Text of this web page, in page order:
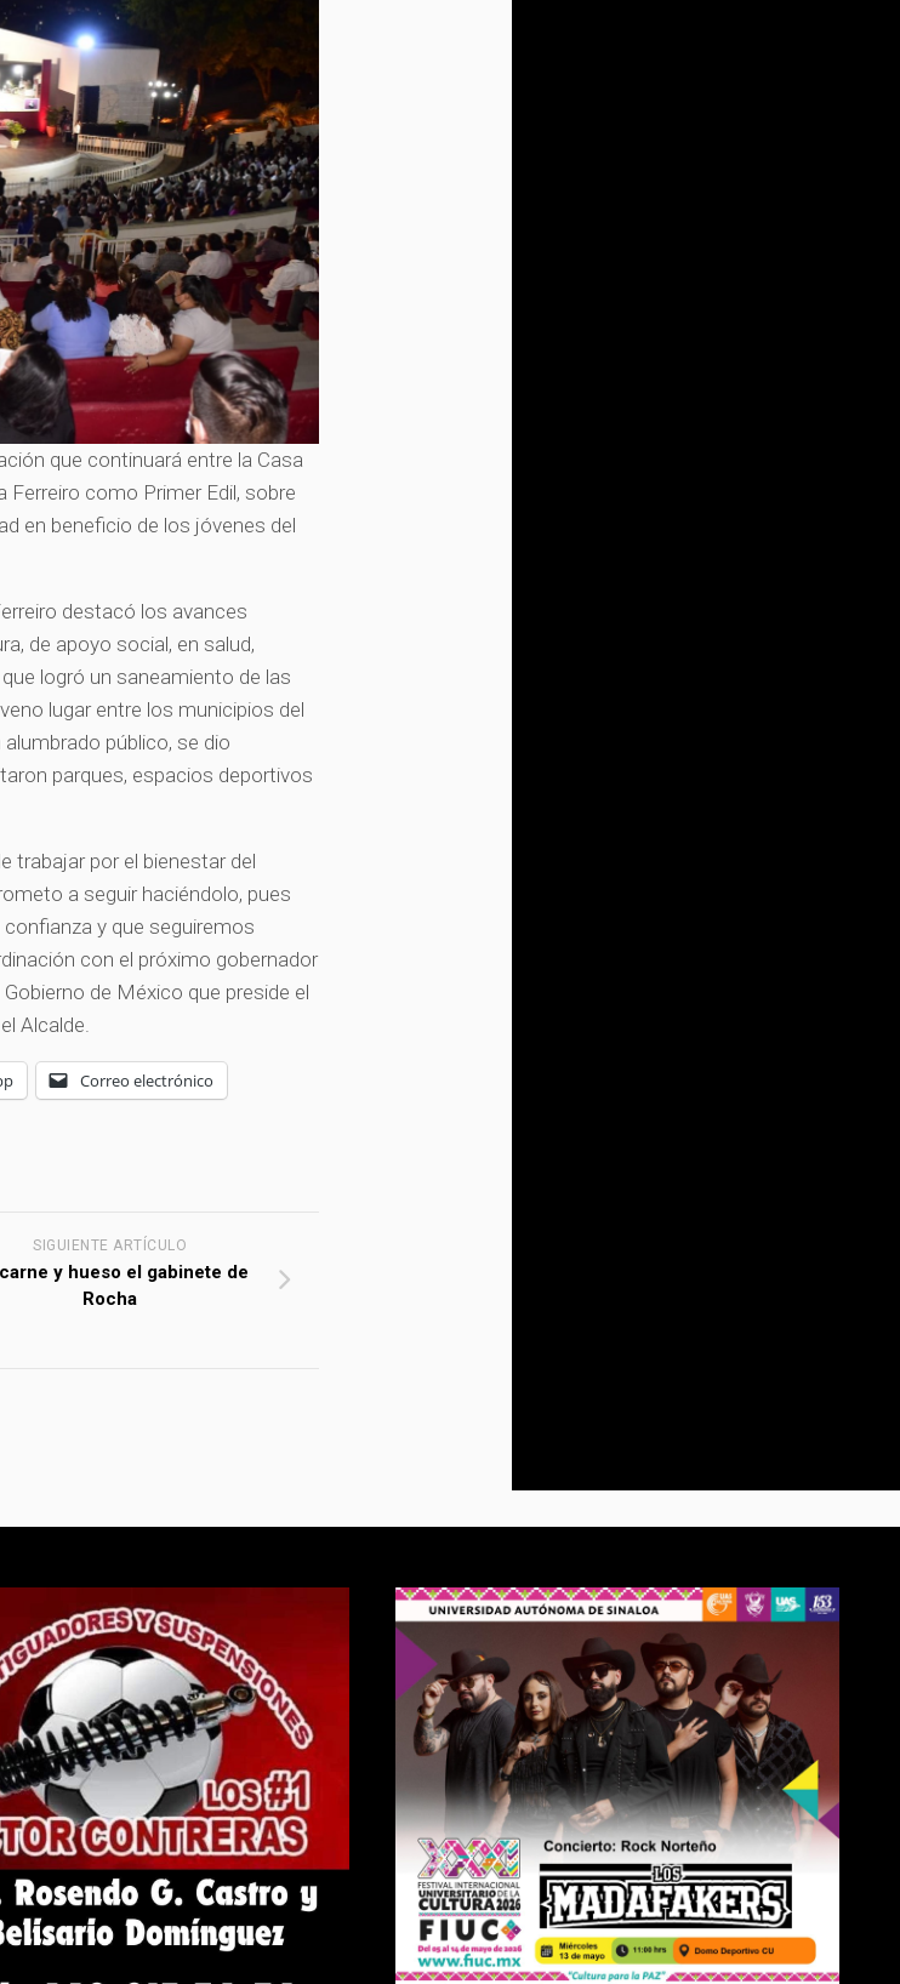
que continuará entre la Casa
Ferreiro como Primer Edil, sobre
en beneficio de los jóvenes del
destacó los avances
de apoyo social, en salud,
logró un saneamiento de las
lugar entre los municipios del
público, se dio
parques, espacios deportivos
trabajar por el bienestar del
a seguir haciéndolo, pues
y que seguiremos
con el próximo gobernador
de México que preside el
Alcalde.
Correo electrónico
SIGUIENTE ARTÍCULO
y hueso el gabinete de
Rocha